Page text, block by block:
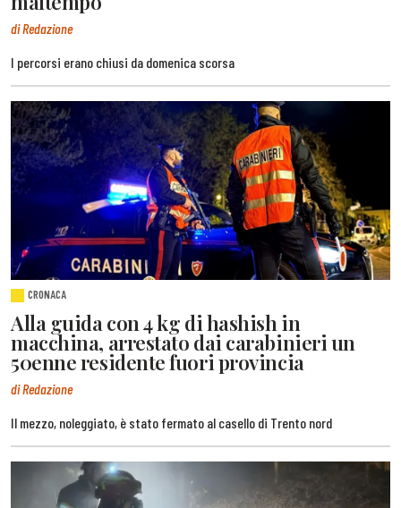
di Redazione
I percorsi erano chiusi da domenica scorsa
CRONACA
Alla guida con 4 kg di hashish in
macchina, arrestato dai carabinieri un
50enne residente fuori provincia
di Redazione
Il mezzo, noleggiato, è stato fermato al casello di Trento nord